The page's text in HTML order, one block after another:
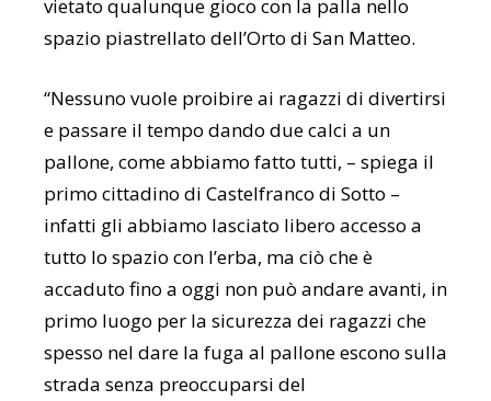
vietato qualunque gioco con la palla nello
spazio piastrellato dell’Orto di San Matteo.
“Nessuno vuole proibire ai ragazzi di divertirsi
e passare il tempo dando due calci a un
pallone, come abbiamo fatto tutti, – spiega il
primo cittadino di Castelfranco di Sotto –
infatti gli abbiamo lasciato libero accesso a
tutto lo spazio con l’erba, ma ciò che è
accaduto fino a oggi non può andare avanti, in
primo luogo per la sicurezza dei ragazzi che
spesso nel dare la fuga al pallone escono sulla
strada senza preoccuparsi del